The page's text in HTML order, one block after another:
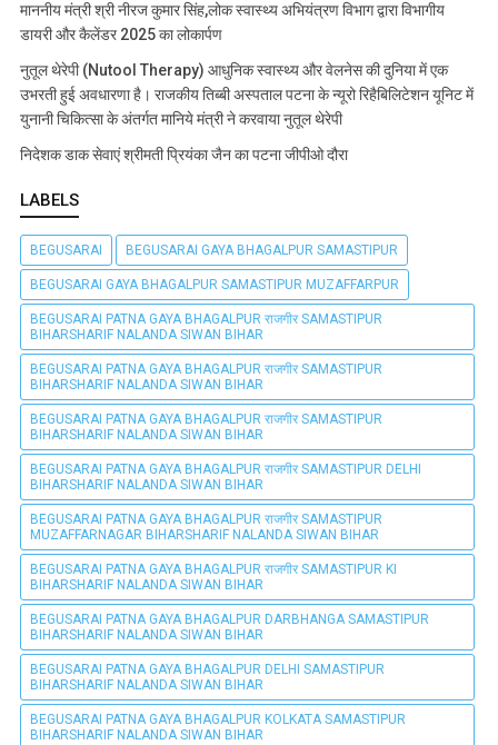
माननीय मंत्री श्री नीरज कुमार सिंह,लोक स्वास्थ्य अभियंत्रण विभाग द्वारा विभागीय
डायरी और कैलेंडर 2025 का लोकार्पण
नुतूल थेरेपी (Nutool Therapy) आधुनिक स्वास्थ्य और वेलनेस की दुनिया में एक
उभरती हुई अवधारणा है। राजकीय तिब्बी अस्पताल पटना के न्यूरो रिहैबिलिटेशन यूनिट में
युनानी चिकित्सा के अंतर्गत मानिये मंत्री ने करवाया नुतूल थेरेपी
निदेशक डाक सेवाएं श्रीमती प्रियंका जैन का पटना जीपीओ दौरा
LABELS
BEGUSARAI BEGUSARAI GAYA BHAGALPUR SAMASTIPUR
BEGUSARAI GAYA BHAGALPUR SAMASTIPUR MUZAFFARPUR
BEGUSARAI PATNA GAYA BHAGALPUR राजगीर SAMASTIPUR
BIHARSHARIF NALANDA SIWAN BIHAR
BEGUSARAI PATNA GAYA BHAGALPUR राजगीर SAMASTIPUR
BIHARSHARIF NALANDA SIWAN BIHAR
BEGUSARAI PATNA GAYA BHAGALPUR राजगीर SAMASTIPUR
BIHARSHARIF NALANDA SIWAN BIHAR
BEGUSARAI PATNA GAYA BHAGALPUR राजगीर SAMASTIPUR DELHI
BIHARSHARIF NALANDA SIWAN BIHAR
BEGUSARAI PATNA GAYA BHAGALPUR राजगीर SAMASTIPUR
MUZAFFARNAGAR BIHARSHARIF NALANDA SIWAN BIHAR
BEGUSARAI PATNA GAYA BHAGALPUR राजगीर SAMASTIPUR KI
BIHARSHARIF NALANDA SIWAN BIHAR
BEGUSARAI PATNA GAYA BHAGALPUR DARBHANGA SAMASTIPUR
BIHARSHARIF NALANDA SIWAN BIHAR
BEGUSARAI PATNA GAYA BHAGALPUR DELHI SAMASTIPUR
BIHARSHARIF NALANDA SIWAN BIHAR
BEGUSARAI PATNA GAYA BHAGALPUR KOLKATA SAMASTIPUR
BIHARSHARIF NALANDA SIWAN BIHAR